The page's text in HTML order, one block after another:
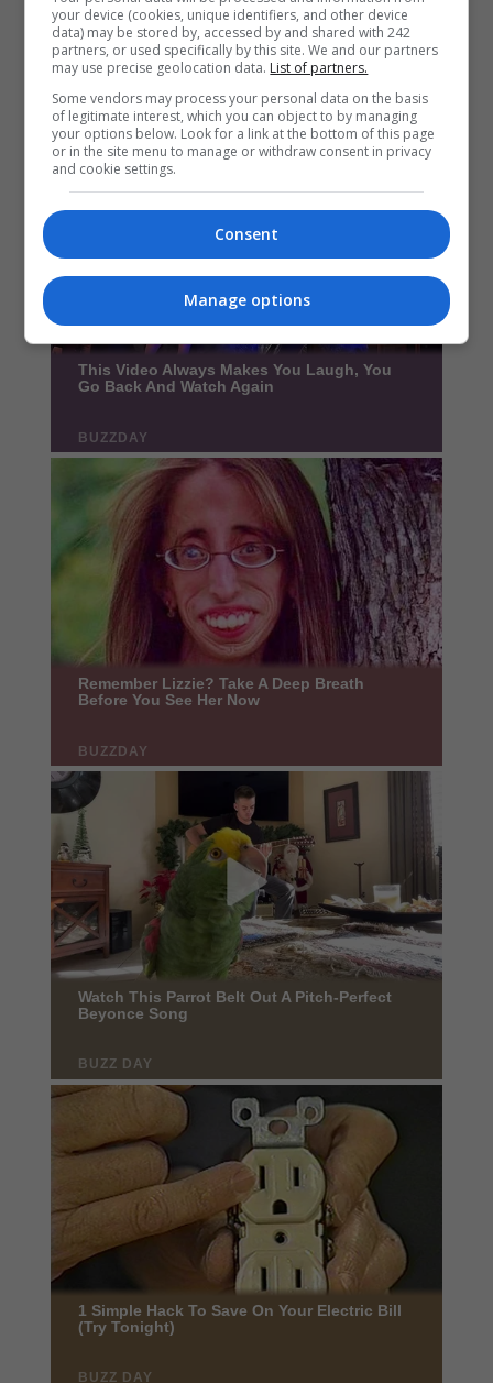
your device (cookies, unique identifiers, and other device
data) may be stored by, accessed by and shared with 242
partners, or used specifically by this site. We and our partners
may use precise geolocation data. List of partners.
Some vendors may process your personal data on the basis
of legitimate interest, which you can object to by managing
your options below. Look for a link at the bottom of this page
or in the site menu to manage or withdraw consent in privacy
and cookie settings.
Consent
Manage options